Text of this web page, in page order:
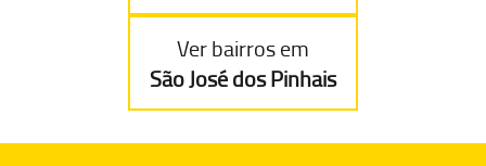
Ver bairros em
São José dos Pinhais